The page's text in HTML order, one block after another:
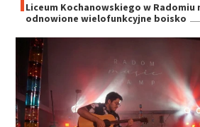
Liceum Kochanowskiego w Radomiu
odnowione wielofunkcyjne boisko